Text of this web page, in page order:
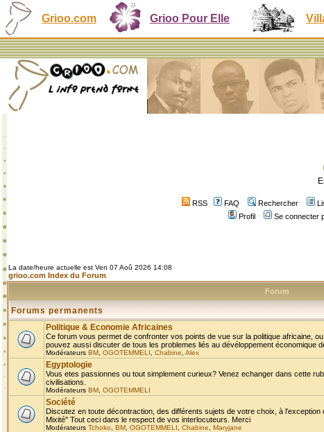
Grioo.com Grioo Pour Elle
RSS FAQ Rechercher
Profil
Se connecter
La date/heure actuelle est Ven 07 Aoû 2026 14:08
grioo.com Index du Forum
Forum
Forums permanents
Politique & Economie Africaines
Ce forum vous permet de confronter vos points de vue sur la politique africaine,
pouvez aussi discuter de tous les problemes liés au dévéloppement économique
Modérateurs BM OGOTEMMELI Chabine Alex
Egyptologie
Vous etes passionnes ou tout simplement curieux? Venez echanger dans cette
civilisations.
Modérateurs BM OGOTEMMELI
Société
Discutez en toute décontraction, des différents sujets de votre choix, à
Mixité" Tout ceci dans le respect de vos interlocuteurs. Merci
Modérateurs Tchoko BM OGOTEMMELI Chabine Maryjane